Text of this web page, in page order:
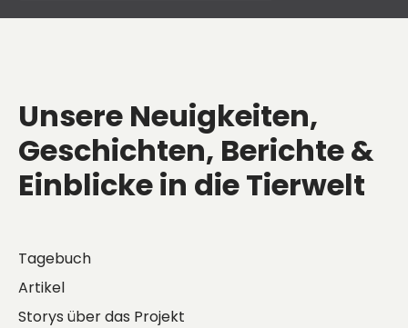
Unsere Neuigkeiten,
Geschichten, Berichte &
Einblicke in die Tierwelt
Tagebuch
Artikel
Storys über das Projekt